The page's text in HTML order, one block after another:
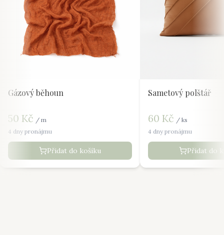
Gázový běhoun
50 Kč / m
4 dny pronájmu
Přidat do košíku
Sametový polštář
60 Kč / ks
4 dny pronájmu
Přidat do